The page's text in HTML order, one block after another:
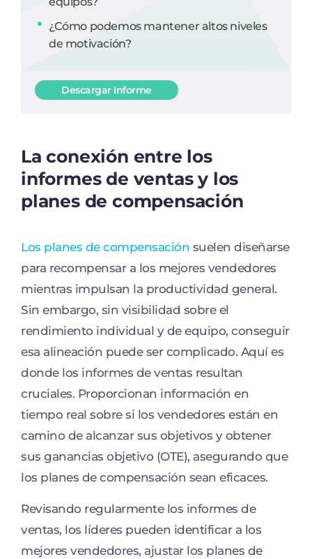
¿Cómo podemos mantener altos niveles
de motivación?
Descargar Informe
La conexión entre los
informes de ventas y los
planes de compensación
Los planes de compensación suelen diseñarse
para recompensar a los mejores vendedores
mientras impulsan la productividad general.
Sin embargo, sin visibilidad sobre el
rendimiento individual y de equipo, conseguir
esa alineación puede ser complicado. Aquí es
donde los informes de ventas resultan
cruciales. Proporcionan información en
tiempo real sobre si los vendedores están en
camino de alcanzar sus objetivos y obtener
sus ganancias objetivo (OTE), asegurando que
los planes de compensación sean eficaces.
Revisando regularmente los informes de
ventas, los líderes pueden identificar a los
mejores vendedores, ajustar los planes de